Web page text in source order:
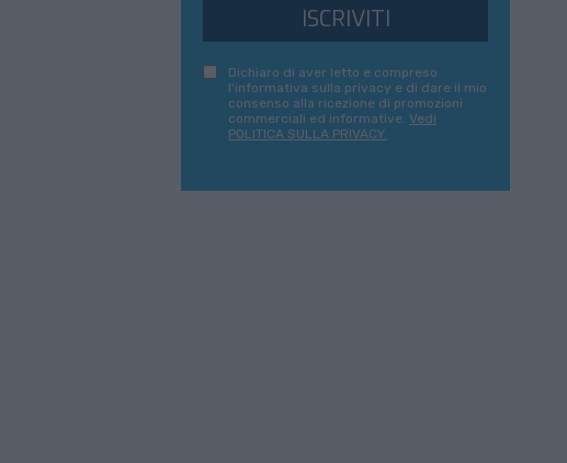
ISCRIVITI
Dichiaro di aver letto e compreso
l'informativa sulla privacy e di dare il mio
consenso alla ricezione di promozioni
commerciali ed informative. Vedi
POLITICA SULLA PRIVACY.